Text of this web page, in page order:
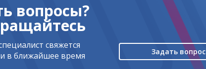
вопросы?
свяжется
в ближайшее время
Задать вопрос